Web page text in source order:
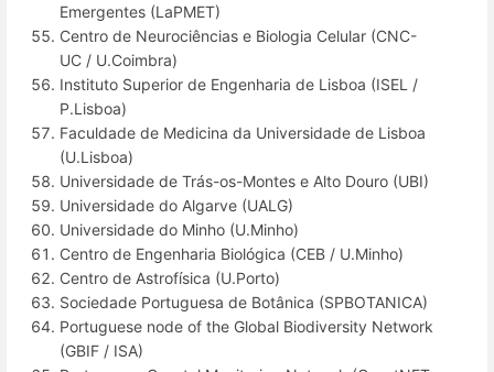
Emergentes (LaPMET)
Centro de Neurociências e Biologia Celular (CNC-
UC / U.Coimbra)
Instituto Superior de Engenharia de Lisboa (ISEL /
P.Lisboa)
Faculdade de Medicina da Universidade de Lisboa
(U.Lisboa)
Universidade de Trás-os-Montes e Alto Douro (UBI)
Universidade do Algarve (UALG)
Universidade do Minho (U.Minho)
Centro de Engenharia Biológica (CEB / U.Minho)
Centro de Astrofísica (U.Porto)
Sociedade Portuguesa de Botânica (SPBOTANICA)
Portuguese node of the Global Biodiversity Network
(GBIF / ISA)